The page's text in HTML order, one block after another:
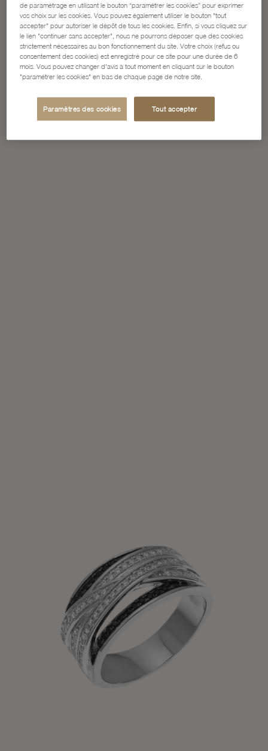
de paramétrage en utilisant le bouton “paramétrer les cookies” pour exprimer
vos choix sur les cookies. Vous pouvez également utiliser le bouton "tout
accepter" pour autoriser le dépôt de tous les cookies. Enfin, si vous cliquez sur
le lien "continuer sans accepter", nous ne pourrons déposer que des cookies
strictement nécessaires au bon fonctionnement du site. Votre choix (refus ou
consentement des cookies) est enregistré pour ce site pour une durée de 6
mois. Vous pouvez changer d'avis à tout moment en cliquant sur le bouton
"paramétrer les cookies" en bas de chaque page de notre site.
Paramètres des cookies Tout accepter